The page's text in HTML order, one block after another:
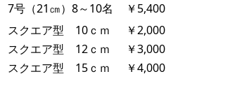
7号（21㎝）8～10名
￥5,400
スクエア型 10ｃｍ
￥2,000
スクエア型 12ｃｍ
￥3,000
スクエア型 15ｃｍ
￥4,000